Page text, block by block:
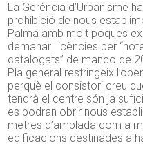
La Gerència d’Urbanisme
prohibició de nous
Palma amb molt poques
demanar llicències per
catalogats” de manco de
Pla general restringeix
perquè el consistori creu
tendrà el centre són ja
es podran obrir nous
metres d’amplada com a
edificacions destinades a